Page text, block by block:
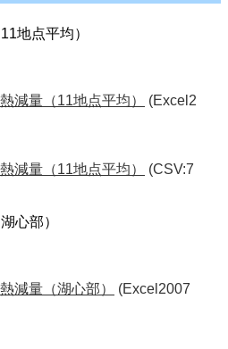
地点平均）
減量（11地点平均）
(Excel2
減量（11地点平均）
(CSV:7
心部）
減量（湖心部）
(Excel2007